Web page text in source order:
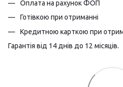
Оплата на рахунок ФОП
Готівкою при отриманні
Кредитною карткою при
Гарантія від 14 днів до 12 місяців.